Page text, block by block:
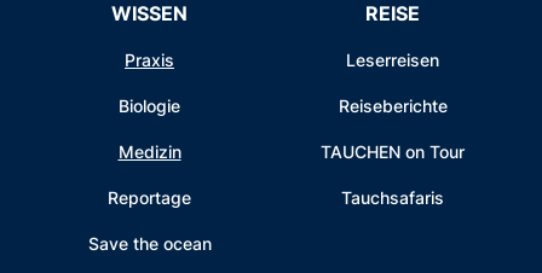
WISSEN
Praxis
Biologie
Medizin
Reportage
Save the ocean
REISE
Leserreisen
Reiseberichte
TAUCHEN on Tour
Tauchsafaris